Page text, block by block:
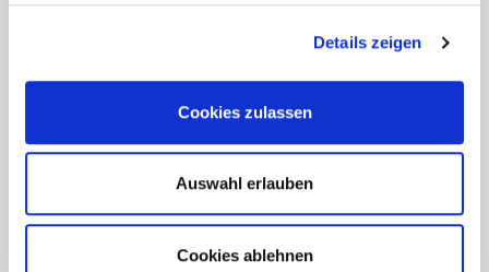
Details zeigen
Cookies zulassen
Auswahl erlauben
Cookies ablehnen
Ein gesundes Raumklima schaffen, Schimmel vermeiden und die
Frischluft. Ohne einen regelmäßigen Austausch staut sich
verbrauchte Atemluft, Feuchtigkeit setzt sich an kühlen Wänden ab
per Hand ist nicht immer praktikabel, zum Beispiel in Kellerräumen
oder bei Ferienhäusern, die nur zeitweise genutzt werden.
2617 Zeichen